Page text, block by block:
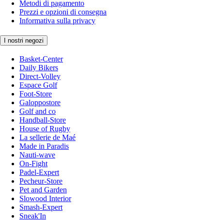
Metodi di pagamento
Prezzi e opzioni di consegna
Informativa sulla privacy
I nostri negozi
Basket-Center
Daily Bikers
Direct-Volley
Espace Golf
Foot-Store
Galoppostore
Golf and co
Handball-Store
House of Rugby
La sellerie de Maé
Made in Paradis
Nauti-wave
On-Fight
Padel-Expert
Pecheur-Store
Pet and Garden
Slowood Interior
Smash-Expert
Sneak'In